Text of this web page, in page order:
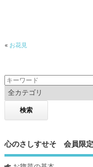
« お花見
心のさしすせそ 会員限